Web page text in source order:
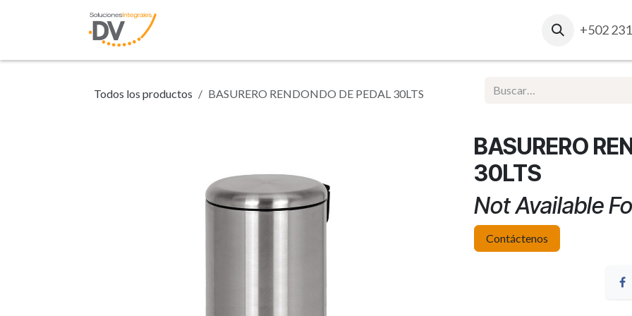
Ventas Corporativas +502
Todos los productos BASURERO RENDONDO DE PEDAL 30LTS
BASURERO
30LTS
Not Available
Contáctenos